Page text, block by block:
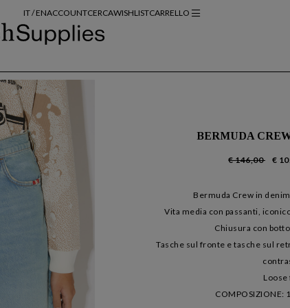
IT /ENACCOUNTCERCAWISHLISTCARRELLO
BERMUDA
€ 146,00 €
Bermuda Crew in
Vita media con passanti,
Chiusura con
Tasche sul fronte e tasche sul
Loose
COMPOSIZIONE: